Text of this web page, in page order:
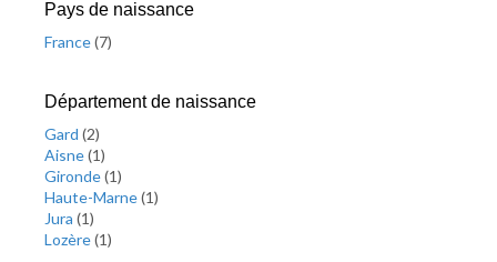
Pays de naissance
France(7)
Département de naissance
Gard (2)
Aisne(1)
Gironde(1)
Haute-Marne(1)
Jura (1)
Lozère(1)